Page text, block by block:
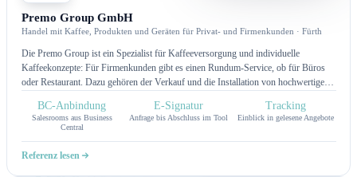
Premo Group GmbH
Handel mit Kaffee, Produkten und Geräten für Privat- und Firmenkunden · Fürth
Die Premo Group ist ein Spezialist für Kaffeeversorgung und individuelle
Kaffeekonzepte: Für Firmenkunden gibt es einen Rundum-Service, ob für Büros
oder Restaurant. Dazu gehören der Verkauf und die Installation von hochwertigen
bis zum Service rund um die Technik. Digitaler Vertrieb neu gedacht: Wie die
Premo Group mit einem automatisierten Digital Salesroom Kunden von der ersten
Anfrage bis zur digitalen Unterschrift begeistert und Probeaufstellungen spielend
leicht koordiniert.
BC-Anbindung
Salesrooms aus Business
Central
E-Signatur
Anfrage bis Abschluss im Tool
Tracking
Einblick in gelesene Angebote
Referenz lesen